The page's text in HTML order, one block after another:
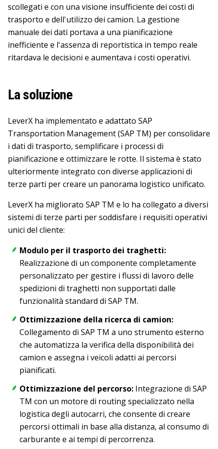
scollegati e con una visione insufficiente dei costi di
trasporto e dell'utilizzo dei camion. La gestione
manuale dei dati portava a una pianificazione
inefficiente e l'assenza di reportistica in tempo reale
ritardava le decisioni e aumentava i costi operativi.
La soluzione
LeverX ha implementato e adattato SAP
Transportation Management (SAP TM) per consolidare
i dati di trasporto, semplificare i processi di
pianificazione e ottimizzare le rotte. Il sistema è stato
ulteriormente integrato con diverse applicazioni di
terze parti per creare un panorama logistico unificato.
LeverX ha migliorato SAP TM e lo ha collegato a diversi
sistemi di terze parti per soddisfare i requisiti operativi
unici del cliente:
Modulo per il trasporto dei traghetti:
Realizzazione di un componente completamente
personalizzato per gestire i flussi di lavoro delle
spedizioni di traghetti non supportati dalle
funzionalità standard di SAP TM.
Ottimizzazione della ricerca di camion:
Collegamento di SAP TM a uno strumento esterno
che automatizza la verifica della disponibilità dei
camion e assegna i veicoli adatti ai percorsi
pianificati.
Ottimizzazione del percorso: Integrazione di SAP
TM con un motore di routing specializzato nella
logistica degli autocarri, che consente di creare
percorsi ottimali in base alla distanza, al consumo di
carburante e ai tempi di percorrenza.